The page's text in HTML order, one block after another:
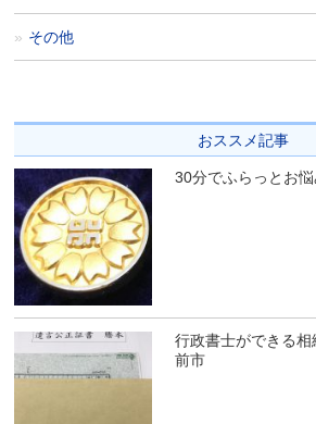
その他
おススメ記事
30分でふらっとお
行政書士ができる
前市